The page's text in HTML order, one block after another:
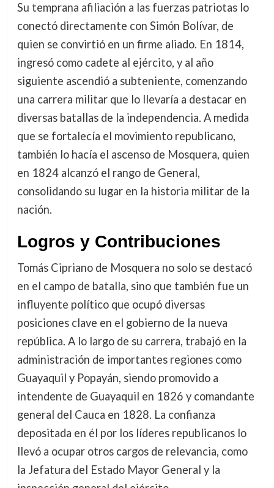
Su temprana afiliación a las fuerzas patriotas lo
conectó directamente con Simón Bolívar, de
quien se convirtió en un firme aliado. En 1814,
ingresó como cadete al ejército, y al año
siguiente ascendió a subteniente, comenzando
una carrera militar que lo llevaría a destacar en
diversas batallas de la independencia. A medida
que se fortalecía el movimiento republicano,
también lo hacía el ascenso de Mosquera, quien
en 1824 alcanzó el rango de General,
consolidando su lugar en la historia militar de la
nación.
Logros y Contribuciones
Tomás Cipriano de Mosquera no solo se destacó
en el campo de batalla, sino que también fue un
influyente político que ocupó diversas
posiciones clave en el gobierno de la nueva
república. A lo largo de su carrera, trabajó en la
administración de importantes regiones como
Guayaquil y Popayán, siendo promovido a
intendente de Guayaquil en 1826 y comandante
general del Cauca en 1828. La confianza
depositada en él por los líderes republicanos lo
llevó a ocupar otros cargos de relevancia, como
la Jefatura del Estado Mayor General y la